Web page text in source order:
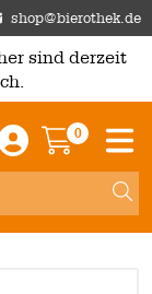
shop@bierothek.de
sind derzeit
Einloggen /
0